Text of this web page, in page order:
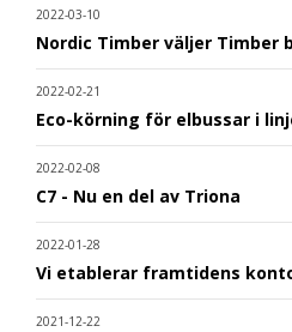
2022-03-10
Nordic Timber väljer Timber
2022-02-21
Eco-körning för elbussar i
2022-02-08
C7 - Nu en del av Triona
2022-01-28
Vi etablerar framtidens
2021-12-22